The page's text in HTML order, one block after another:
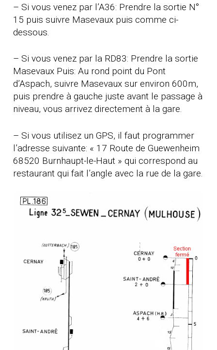
– Si vous venez par l’A36: Prendre la sortie N°
15 puis suivre Masevaux puis comme ci-
dessous.
– Si vous venez par la RD83: Prendre la sortie
Masevaux Puis: Au rond point du Pont
d’Aspach, suivre Masevaux sur environ 600m,
puis prendre à gauche juste avant le passage à
niveau, vous arrivez directement à la gare.
– Si vous utilisez un GPS, il faut programmer
l’adresse suivante: « 17 Route de Guewenheim
68520 Burnhaupt-le-Haut » qui correspond au
restaurant qui fait l’angle avec la rue de la gare.